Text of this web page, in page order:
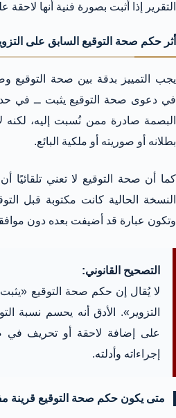
التقرير إذا أثبت بصورة فنية أنها لاحقة
أثر حكم صحة التوقيع السابق على
يجب التمييز بدقة بين صحة
في دعوى صحة التوقيع يثبت ــ في
البصمة صادرة ممن نُسبت إليه،
بطلانه أو صوريته أو ملكية البائع.
كما أن صحة التوقيع لا تعني
النسخة الحالية كانت مكتوبة قبل
وتكون عبارة قد أضيفت بعده دون
التصحيح القانوني:
لا يُقال إن حكم صحة التوقيع
التزوير». الأدق أنه يحسم نسبة
على إضافة لاحقة أو تحريف
إجراءاته وأدلته.
متى يكون حكم صحة التوقيع قرينة